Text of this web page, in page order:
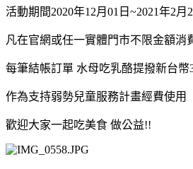
活動期間2020年12月01日~2021年2月
凡在官網或任一實體門市不限金額消
每筆結帳訂單 水母吃乳酪提撥新台幣
作為支持弱勢兒童服務計畫經費使用
歡迎大家一起吃美食 做公益!!